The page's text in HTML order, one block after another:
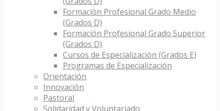
Formación Profesional Grado Medio
(Grados D)
Formación Profesional Grado Superior
(Grados D)
Cursos de Especialización (Grados E)
Programas de Especialización
Orientación
Innovación
Pastoral
Solidaridad y Voluntariado